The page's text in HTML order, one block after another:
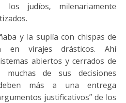
judíos, milenariamente
y la suplía con chispas de
en virajes drásticos. Ahí
abiertos y cerrados de
muchas de sus decisiones
más a una entrega
justificativos” de los